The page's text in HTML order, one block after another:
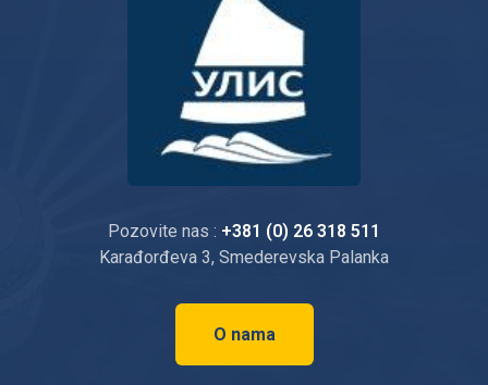
Pozovite nas : +381 (0) 26 318 511
Karađorđeva 3, Smederevska Palanka
O nama